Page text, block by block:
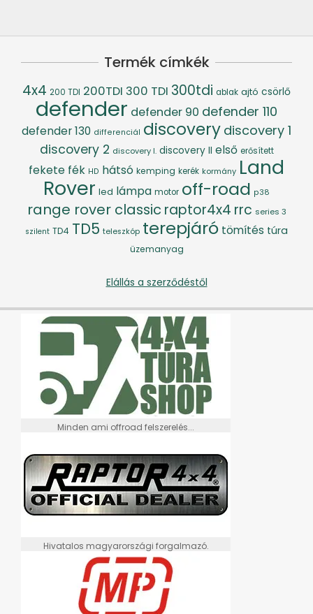
Termék címkék
4x4 200 TDI 200TDI 300 TDI 300tdi ablak ajtó csörlő
defender defender 90 defender 110
defender 130 differenciál discovery discovery 1
discovery 2 discovery I. discovery II első erősített
fekete fék HD hátsó kemping kerék kormány Land
Rover led lámpa motor off-road p38
range rover classic raptor4x4 rrc series 3
szilent TD4 TD5 teleszkóp terepjáró tömítés túra
üzemanyag
Elállás a szerződéstől
Minden ami offroad felszerelés...
Hivatalos magyarországi forgalmazó.